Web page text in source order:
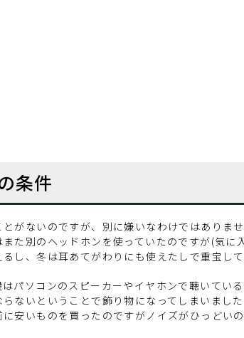
条件
がないのですが、別に嫌いなわけではありませ
また別のヘッドホンを使っていたのですが(気
し、冬は耳あてがわりにも使えたしで重宝して
パソコンのスピーカーやイヤホンで聴いてい
ないということで飾り物になってしまいました
安いものを買ったのですがノイズがひっどい